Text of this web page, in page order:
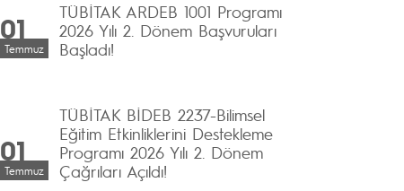
01
Temmuz
TÜBİTAK ARDEB 1001 Programı
2026 Yılı 2. Dönem Başvuruları
Başladı!
01
Temmuz
TÜBİTAK BİDEB 2237-Bilimsel
Eğitim Etkinliklerini Destekleme
Programı 2026 Yılı 2. Dönem
Çağrıları Açıldı!